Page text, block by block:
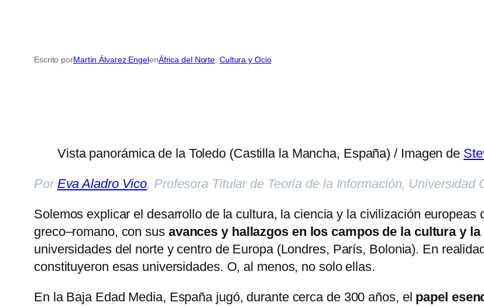
Escrito porMartín Álvarez EngelenÁfrica del Norte, Cultura y Ocio
Vista panorámica de la Toledo (Castilla la Mancha, España) / Imagen de
Por Eva Aladro Vico, Profesora Titular de Teoría de la Información, Universidad
Solemos explicar el desarrollo de la cultura, la ciencia y la civilización
greco–romano, con sus avances y hallazgos en los campos de la cultura y
universidades del norte y centro de Europa (Londres, París, Bolonia). En
constituyeron esas universidades. O, al menos, no solo ellas.
En la Baja Edad Media, España jugó, durante cerca de 300 años, el papel